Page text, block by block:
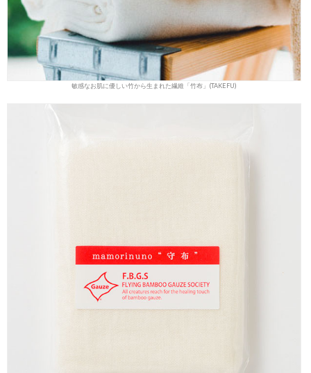
敏感なお肌に優しい竹から生まれた繊維「竹布」(TAKEFU)